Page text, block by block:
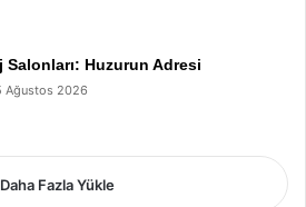
Salonları: Huzurun Adresi
Ağustos 2026
Daha Fazla Yükle